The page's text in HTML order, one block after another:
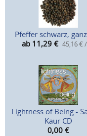
Pfeffer schwarz,
ab 11,29 € 45,16 €
Lightness of Being -
Kaur CD
0,00 €